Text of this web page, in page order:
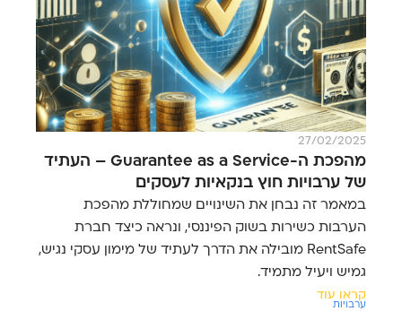
27/02/2025
מהפכת ה-Guarantee as a Service – העתיד
של ערבויות חוץ בנקאיות לעסקים
במאמר זה נבחן את השינויים שמחוללת מהפכת
הערבות כשירות בשוק הפיננסי, ונראה כיצד חברת
RentSafe מובילה את הדרך לעתיד של מימון עסקי נגיש,
גמיש ויעיל מתמיד.
קראו עוד
ערבויות